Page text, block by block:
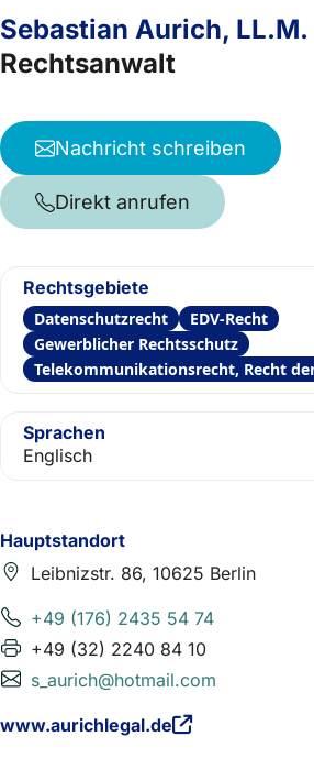
Hauptstandort
Leibnizstr. 86, 10625 Berlin
+49 (176) 2435 54 74
+49 (32) 2240 84 10
s_aurich@hotmail.com
www.aurichlegal.de
Sebastian Aurich, LL.M.
Rechtsanwalt
Nachricht schreiben
Direkt anrufen
Rechtsgebiete
Datenschutzrecht
EDV-Recht
Gewerblicher Rechtsschutz
Telekommunikationsrecht, Recht
Sprachen
Englisch